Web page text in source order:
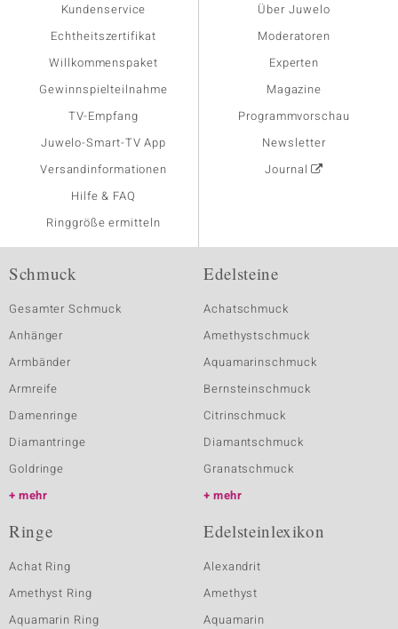
Kundenservice
Echtheitszertifikat
Willkommenspaket
Gewinnspielteilnahme
TV-Empfang
Juwelo-Smart-TV App
Versandinformationen
Hilfe & FAQ
Ringgröße ermitteln
Über Juwelo
Moderatoren
Experten
Magazine
Programmvorschau
Newsletter
Journal
Schmuck
Gesamter Schmuck
Anhänger
Armbänder
Armreife
Damenringe
Diamantringe
Goldringe
mehr
Edelsteine
Achatschmuck
Amethystschmuck
Aquamarinschmuck
Bernsteinschmuck
Citrinschmuck
Diamantschmuck
Granatschmuck
mehr
Ringe
Achat Ring
Amethyst Ring
Aquamarin Ring
Edelsteinlexikon
Alexandrit
Amethyst
Aquamarin